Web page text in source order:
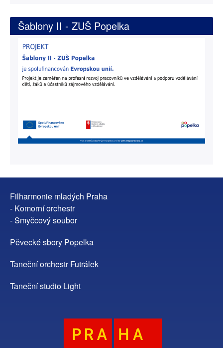
Šablony II - ZUŠ Popelka
Filharmonie mladých Praha
- Komorní orchestr
- Smyčcový soubor
Pěvecké sbory Popelka
Taneční orchestr Futrálek
Taneční studio Light